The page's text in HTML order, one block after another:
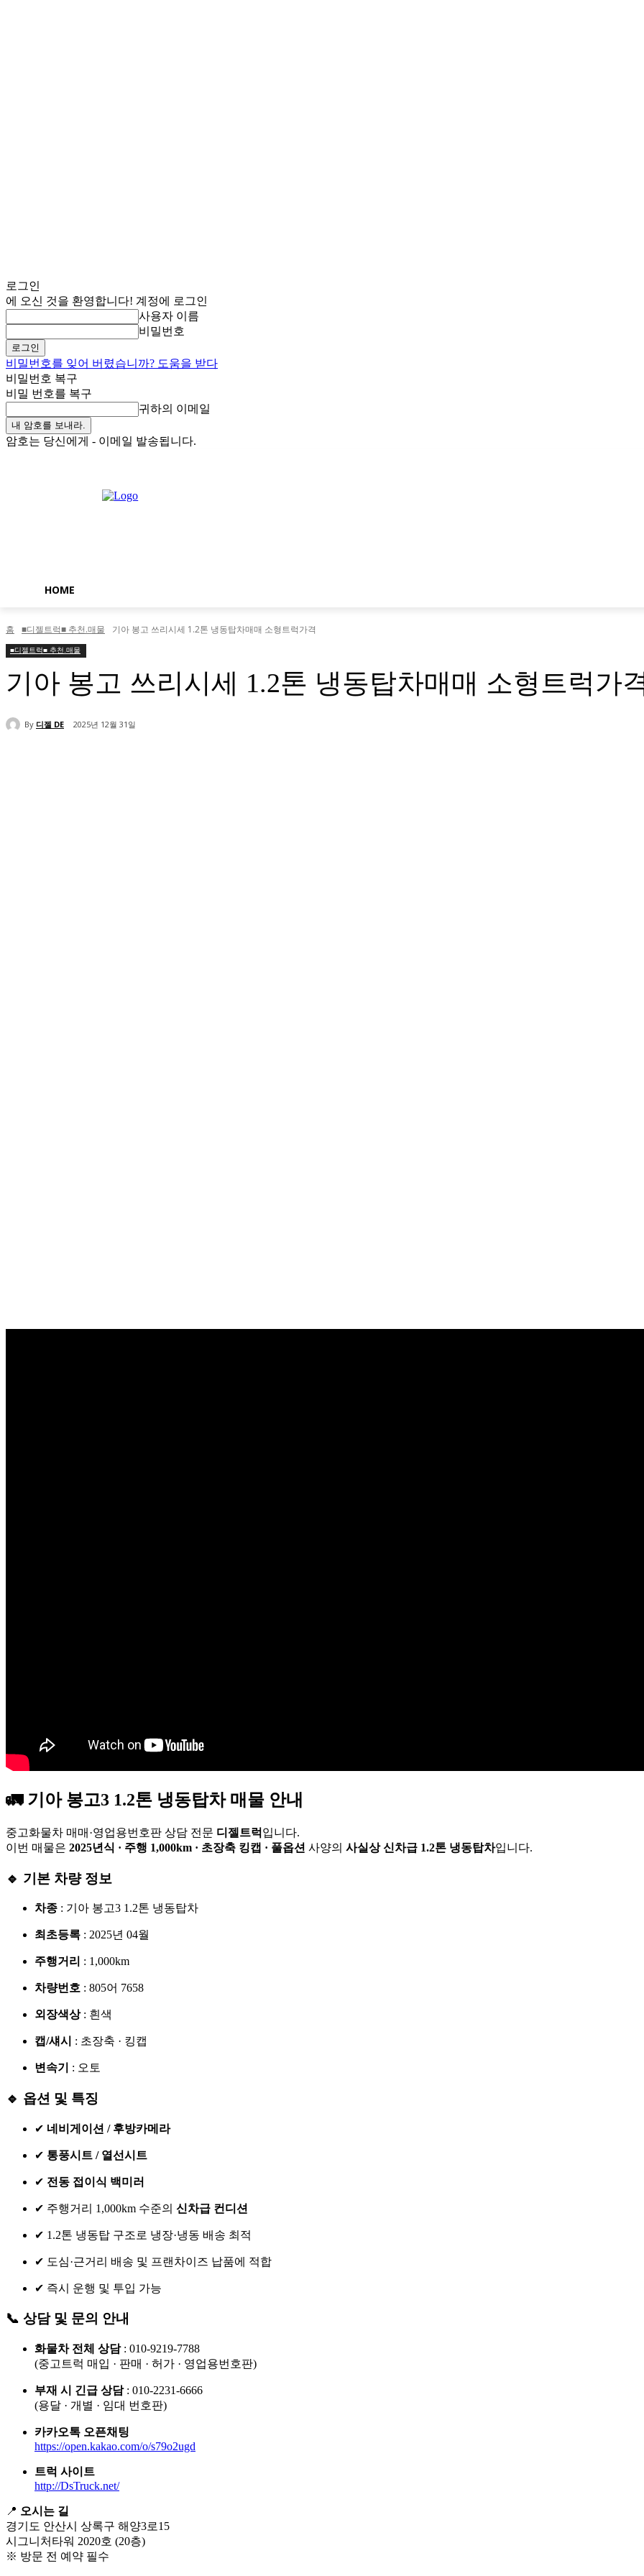
로그인
에 오신 것을 환영합니다! 계정에 로그인
사용자 이름
비밀번호
비밀번호를 잊어 버렸습니까? 도움을 받다
비밀번호 복구
비밀 번호를 복구
귀하의 이메일
암호는 당신에게 - 이메일 발송됩니다.
HOME
홈 ■디젤트럭■ 추천.매물 기아 봉고 쓰리시세 1.2톤 냉동탑차매매 소형트럭가격
■디젤트럭■ 추천.매물
기아 봉고 쓰리시세 1.2톤 냉동탑차매매 소형트럭가
By 디젤 DE 2025년 12월 31일
🚛 기아 봉고3 1.2톤 냉동탑차 매물 안내
중고화물차 매매·영업용번호판 상담 전문 디젤트럭 입니다.
이번 매물은 2025년식 · 주행 1,000km · 초장축 킹캡 · 풀옵션 사양의 사실상 신차급 1.2톤 냉동탑차입니다.
🔹 기본 차량 정보
차종 : 기아 봉고3 1.2톤 냉동탑차
최초등록 : 2025년 04월
주행거리 : 1,000km
차량번호 : 805어 7658
외장색상: 흰색
캡/섀시 : 초장축 · 킹캡
변속기 : 오토
🔹 옵션 및 특징
✔ 네비게이션 / 후방카메라
✔ 통풍시트 / 열선시트
✔ 전동 접이식 백미러
✔ 주행거리 1,000km 수준의 신차급 컨디션
✔ 1.2톤 냉동탑 구조로 냉장·냉동 배송 최적
✔ 도심·근거리 배송 및 프랜차이즈 납품에 적합
✔ 즉시 운행 및 투입 가능
📞 상담 및 문의 안내
화물차 전체 상담: 010-9219-7788
(중고트럭 매입 · 판매 · 허가 · 영업용번호판)
부재 시 긴급 상담: 010-2231-6666
(용달 · 개별 · 임대 번호판)
카카오톡 오픈채팅
https://open.kakao.com/o/s79o2ugd
트럭 사이트
http://DsTruck.net/
📍 오시는 길
경기도 안산시 상록구 해양3로15
시그니처타워 2020호 (20층)
※ 방문 전 예약 필수